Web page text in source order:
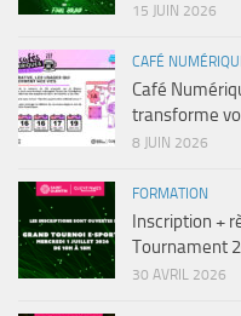
15 JUIN 2026
CAFÉ
Café
transforme
8 JUIN 2026
FORMATION
Inscription +
Tournament
30 AVRIL 2026